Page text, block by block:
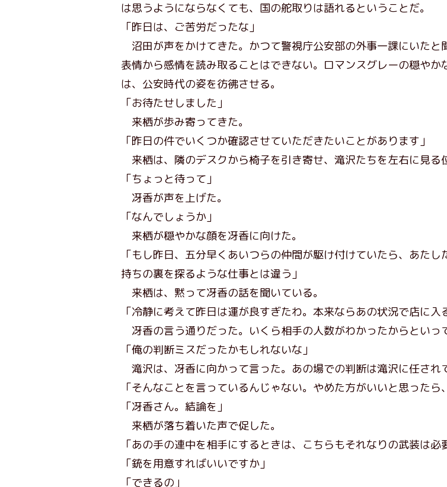
は思うようにならなくても、国の舵取りは語れるということだ。
「昨日は、ご苦労だったな」
沼田が声をかけてきた。かつて警視庁公安部の外事一課にいたと
表情から感情を読み取ることはできない。ロマンスグレーの穏や
は、公安時代の姿を彷彿させる。
「お待たせしました」
来栖が歩み寄ってきた。
「昨日の件でいくつか確認させていただきたいことがあります」
来栖は、隣のデスクから椅子を引き寄せ、滝沢たちを左右に見る
「ちょっと待って」
冴香が声を上げた。
「なんでしょうか」
来栖が穏やかな顔を冴香に向けた。
「もし昨日、五分早くあいつらの仲間が駆け付けていたら、あた
持ちの裏を探るような仕事とは違う」
来栖は、黙って冴香の話を聞いている。
「冷静に考えて昨日は運が良すぎたわ。本来ならあの状況で店に入
冴香の言う通りだった。いくら相手の人数がわかったからといっ
「俺の判断ミスだったかもしれないな」
滝沢は、冴香に向かって言った。あの場での判断は滝沢に任され
「そんなことを言っているんじゃない。やめた方がいいと思ったら
「冴香さん。結論を」
来栖が落ち着いた声で促した。
「あの手の連中を相手にするときは、こちらもそれなりの武装は必
「銃を用意すればいいですか」
「できるの」